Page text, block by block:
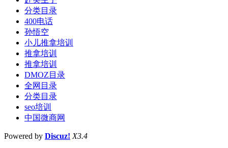
分类目录
400电话
孙悟空
小儿推拿培训
推拿培训
推拿培训
DMOZ目录
全网目录
分类目录
seo培训
中国微商网
Powered by Discuz! X3.4